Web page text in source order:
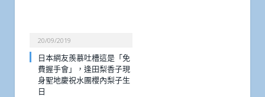
20/09/2019
日本網友羨慕吐槽這是「免
費握手會」，逢田梨香子現
身聖地慶祝水團櫻內梨子生
日